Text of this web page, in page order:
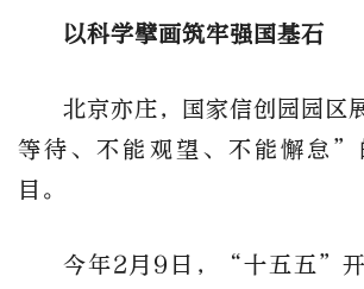
以科学擘画筑牢强国基石
北京亦庄，国家信创园园区
等待、不能观望、不能懈怠”
目。
今年2月9日，“十五五”